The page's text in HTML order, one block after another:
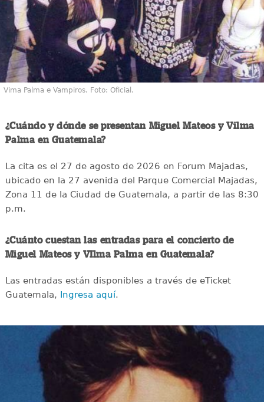
Vima Palma e Vampiros. Foto: Oficial.
¿Cuándo y dónde se presentan Miguel Mateos y Vilma
Palma en Guatemala?
La cita es el 27 de agosto de 2026 en Forum Majadas,
ubicado en la 27 avenida del Parque Comercial Majadas,
Zona 11 de la Ciudad de Guatemala, a partir de las 8:30
p.m.
¿Cuánto cuestan las entradas para el concierto de
Miguel Mateos y VIlma Palma en Guatemala?
Las entradas están disponibles a través de eTicket
Guatemala, Ingresa aquí.